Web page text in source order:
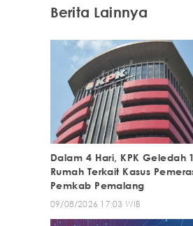
Berita Lainnya
Dalam 4 Hari, KPK Geledah
Rumah Terkait Kasus
Pemkab Pemalang
09/08/2026 17:03 WIB